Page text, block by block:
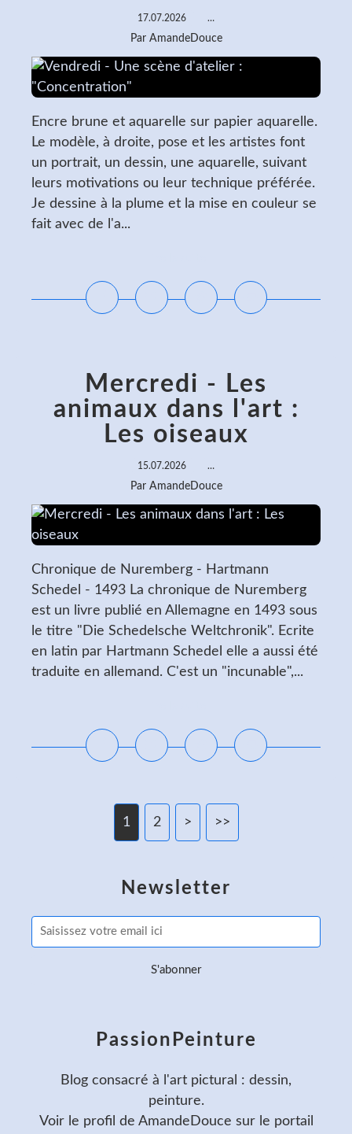
17.07.2026 …
Par AmandeDouce
Encre brune et aquarelle sur papier aquarelle.
Le modèle, à droite, pose et les artistes font
un portrait, un dessin, une aquarelle, suivant
leurs motivations ou leur technique préférée.
Je dessine à la plume et la mise en couleur se
fait avec de l'a...
Mercredi - Les
animaux dans l'art :
Les oiseaux
15.07.2026 …
Par AmandeDouce
Chronique de Nuremberg - Hartmann
Schedel - 1493 La chronique de Nuremberg
est un livre publié en Allemagne en 1493 sous
le titre "Die Schedelsche Weltchronik". Ecrite
en latin par Hartmann Schedel elle a aussi été
traduite en allemand. C'est un "incunable",...
1 2 > >>
Newsletter
PassionPeinture
Blog consacré à l'art pictural : dessin,
peinture.
Voir le profil de AmandeDouce sur le portail